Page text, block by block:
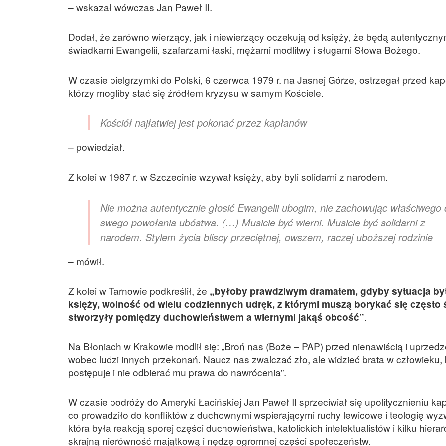
– wskazał wówczas Jan Paweł II.
Dodał, że zarówno wierzący, jak i niewierzący oczekują od księży, że będą
świadkami Ewangelii, szafarzami łaski, mężami modlitwy i sługami Słowa Bożego.
W czasie pielgrzymki do Polski, 6 czerwca 1979 r. na Jasnej Górze, ostrzegał przed
którzy mogliby stać się źródłem kryzysu w samym Kościele.
Kościół najłatwiej jest pokonać przez kapłanów
– powiedział.
Z kolei w 1987 r. w Szczecinie wzywał księży, aby byli solidarni z narodem.
Nie można autentycznie głosić Ewangelii ubogim, nie zachowując właściwego
swego powołania ubóstwa. (…) Musicie być wierni. Musicie być solidarni z
narodem. Stylem życia bliscy przeciętnej, owszem, raczej uboższej rodzinie
– mówił.
Z kolei w Tarnowie podkreślił, że „byłoby prawdziwym dramatem, gdyby sytuacja
księży, wolność od wielu codziennych udręk, z którymi muszą borykać się często
stworzyły pomiędzy duchowieństwem a wiernymi jakąś obcość”.
Na Błoniach w Krakowie modlił się: „Broń nas (Boże – PAP) przed nienawiścią i
wobec ludzi innych przekonań. Naucz nas zwalczać zło, ale widzieć brata w człowieku,
postępuje i nie odbierać mu prawa do nawrócenia”.
W czasie podróży do Ameryki Łacińskiej Jan Paweł II sprzeciwiał się upolitycznieniu
co prowadziło do konfliktów z duchownymi wspierającymi ruchy lewicowe i teologię
która była reakcją sporej części duchowieństwa, katolickich intelektualistów i kilku
skrajną nierówność majątkową i nędzę ogromnej części społeczeństw.